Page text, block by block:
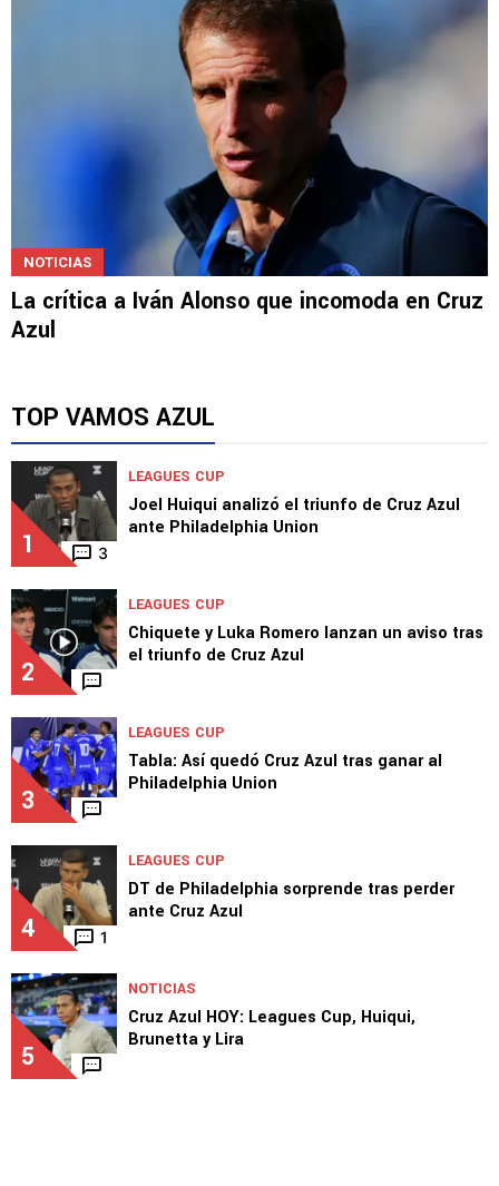
NOTICIAS
La crítica a Iván Alonso que incomoda en Cruz
Azul
TOP VAMOS AZUL
1 3
LEAGUES CUP
Joel Huiqui analizó el triunfo de Cruz Azul
ante Philadelphia Union
2
LEAGUES CUP
Chiquete y Luka Romero lanzan un aviso tras
el triunfo de Cruz Azul
3
LEAGUES CUP
Tabla: Así quedó Cruz Azul tras ganar al
Philadelphia Union
4 1
LEAGUES CUP
DT de Philadelphia sorprende tras perder
ante Cruz Azul
5
NOTICIAS
Cruz Azul HOY: Leagues Cup, Huiqui,
Brunetta y Lira